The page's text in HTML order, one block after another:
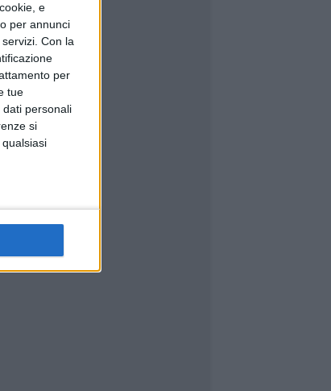
e
per annunci
Con la
per
tue
personali
si